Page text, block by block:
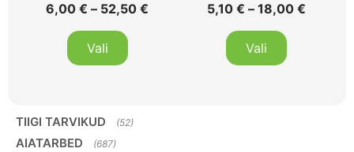
6,00€ – 52,50€
Vali
5,10€ – 18,00€
Vali
TIIGI TARVIKUD (52)
AIATARBED (687)